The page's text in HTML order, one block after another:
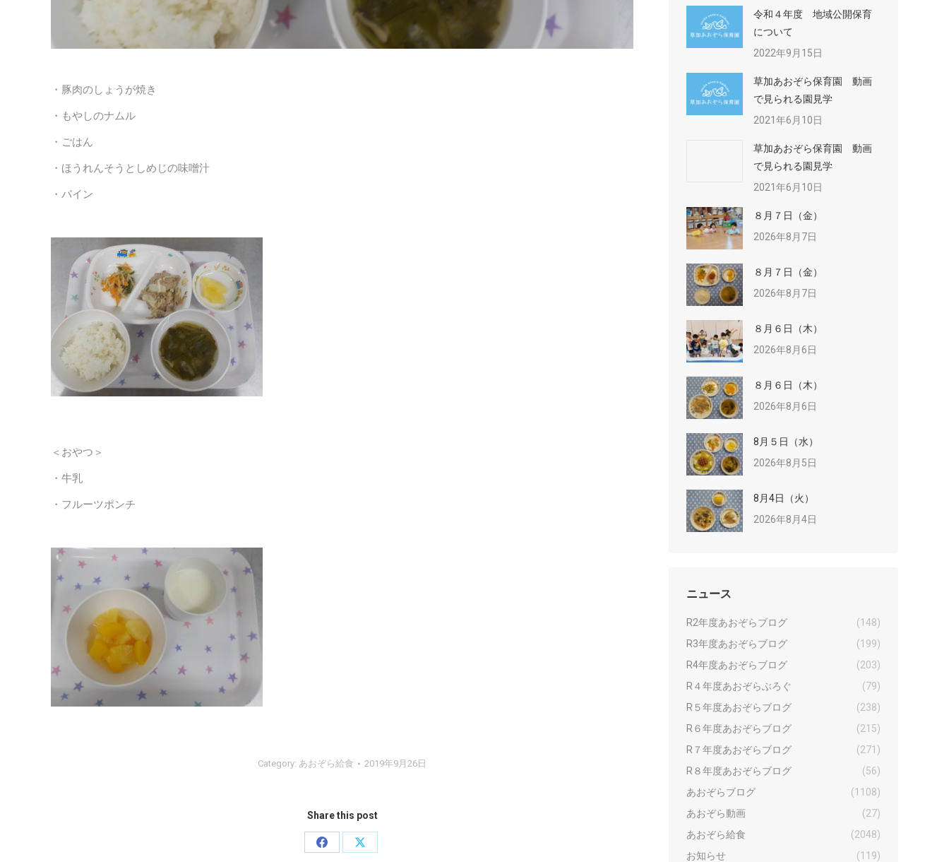
・豚肉のしょうが焼き
・もやしのナムル
・ごはん
・ほうれんそうとしめじの味噌汁
・パイン
＜おやつ＞
・牛乳
・フルーツポンチ
Category: あおぞら給食 2019年9月26日
Share this post
Share
Share
令和４年度 地域公開保育
について
2022年9月15日
草加あおぞら保育園 動画
で見られる園見学
2021年6月10日
草加あおぞら保育園 動画
で見られる園見学
2021年6月10日
８月７日（金）
2026年8月7日
８月７日（金）
2026年8月7日
８月６日（木）
2026年8月6日
８月６日（木）
2026年8月6日
8月５日（水）
2026年8月5日
8月4日（火）
2026年8月4日
ニュース
R2年度あおぞらブログ
(148)
R3年度あおぞらブログ
(199)
R4年度あおぞらブログ
(203)
R４年度あおぞらぶろぐ
(79)
R５年度あおぞらブログ
(238)
R６年度あおぞらブログ
(215)
R７年度あおぞらブログ
(271)
R８年度あおぞらブログ
(56)
あおぞらブログ
(1108)
あおぞら動画
(27)
あおぞら給食
(2048)
お知らせ
(119)